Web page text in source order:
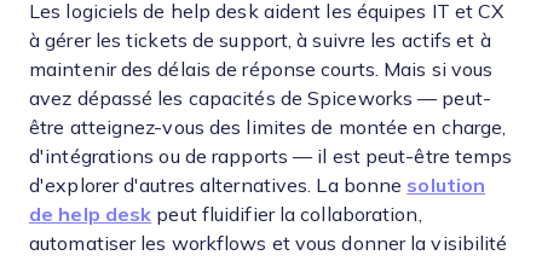
Les logiciels de help desk aident les équipes IT et CX
à gérer les tickets de support, à suivre les actifs et à
maintenir des délais de réponse courts. Mais si vous
avez dépassé les capacités de Spiceworks — peut-
être atteignez-vous des limites de montée en charge,
d'intégrations ou de rapports — il est peut-être temps
d'explorer d'autres alternatives. La bonne solution
de help desk peut fluidifier la collaboration,
automatiser les workflows et vous donner la visibilité